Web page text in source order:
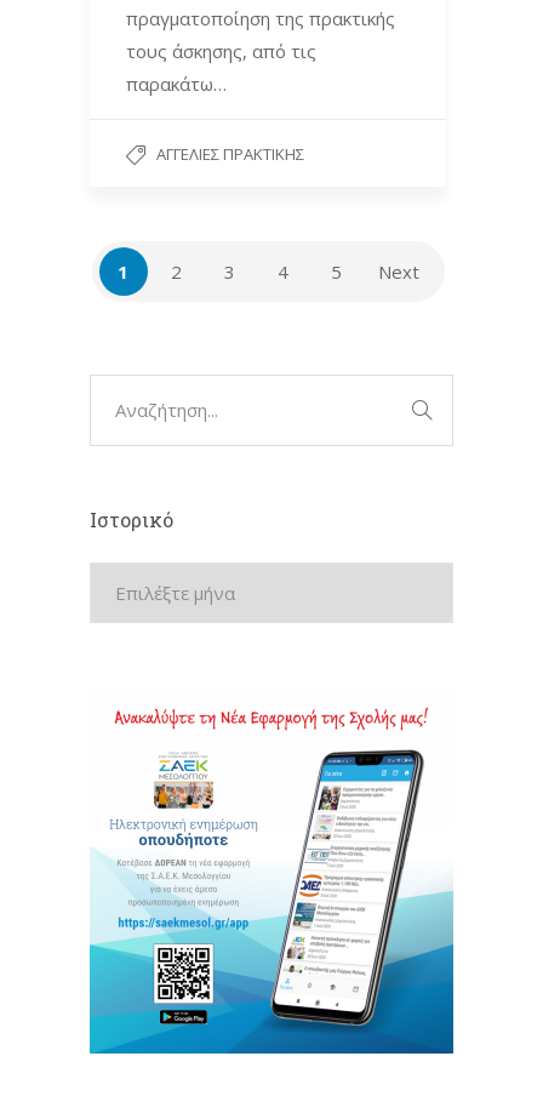
πραγματοποίηση της πρακτικής
τους άσκησης, από τις
παρακάτω…
ΑΓΓΕΛΊΕΣ ΠΡΑΚΤΙΚΉΣ
1 2 3 4 5 Next
Ιστορικό